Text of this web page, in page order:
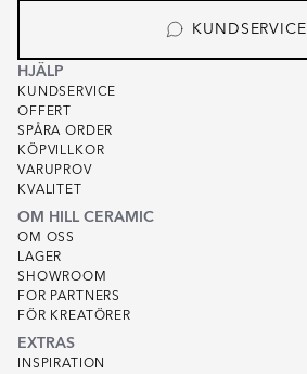
KUNDSERVICE
HJÄLP
KUNDSERVICE
OFFERT
SPÅRA ORDER
KÖPVILLKOR
VARUPROV
KVALITET
OM HILL CERAMIC
OM OSS
LAGER
SHOWROOM
FOR PARTNERS
FÖR KREATÖRER
EXTRAS
INSPIRATION